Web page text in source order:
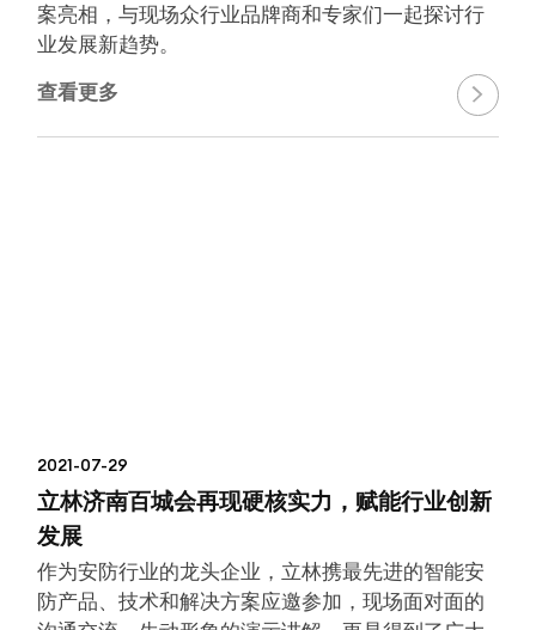
案亮相，与现场众行业品牌商和专家们一起探讨行
业发展新趋势。
查看更多 
2021-07-29
立林济南百城会再现硬核实力，赋能行业创新
发展
作为安防行业的龙头企业，立林携最先进的智能安
防产品、技术和解决方案应邀参加，现场面对面的